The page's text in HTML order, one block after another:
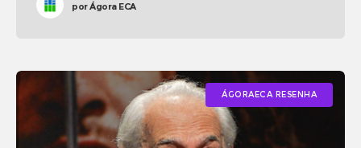
porÁgora ECA
ÁGORAECA RESENHA